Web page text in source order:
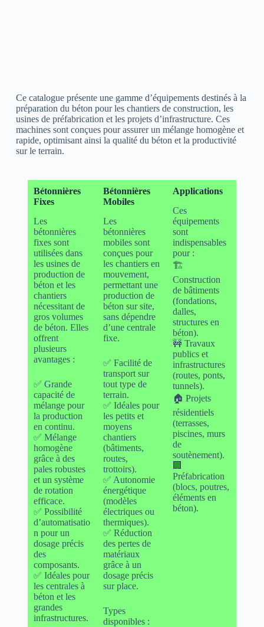
Ce catalogue présente une gamme d’équipements destinés à la
préparation du béton pour les chantiers de construction, les
usines de préfabrication et les projets d’infrastructure. Ces
machines sont conçues pour assurer un mélange homogène et
rapide, optimisant ainsi la qualité du béton et la productivité
sur le terrain.
Bétonnières
Fixes
Les
bétonnières
fixes sont
utilisées dans
les usines de
production de
béton et les
chantiers
nécessitant de
gros volumes
de béton. Elles
offrent
plusieurs
avantages :
✅ Grande
capacité de
mélange pour
la production
en continu.
✅ Mélange
homogène
grâce à des
pales robustes
et un système
de rotation
efficace.
✅ Possibilité
d’automatisatio
n pour un
dosage précis
des
composants.
✅ Idéales pour
les centrales à
béton et les
grandes
infrastructures.
Bétonnières
Mobiles
Les
bétonnières
mobiles sont
conçues pour
les chantiers en
mouvement,
permettant une
production de
béton sur site,
sans dépendre
d’une centrale
fixe.
✅ Facilité de
transport sur
tout type de
terrain.
✅ Idéales pour
les petits et
moyens
chantiers
(bâtiments,
routes,
trottoirs).
✅ Autonomie
énergétique
(modèles
électriques ou
thermiques).
✅ Réduction
des pertes de
matériaux
grâce à un
dosage précis
sur place.
Types
disponibles :
Applications
Ces
équipements
sont
indispensables
pour :
🏗
Construction
de bâtiments
(fondations,
dalles,
structures en
béton).
🚧 Travaux
publics et
infrastructures
(routes, ponts,
tunnels).
🏠 Projets
résidentiels
(terrasses,
piscines, murs
de
soutènement).
🏢
Préfabrication
(blocs, poutres,
éléments en
béton).